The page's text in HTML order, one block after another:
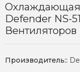
Охлаждающая
Defender NS-
Вентиляторов
Производитель::